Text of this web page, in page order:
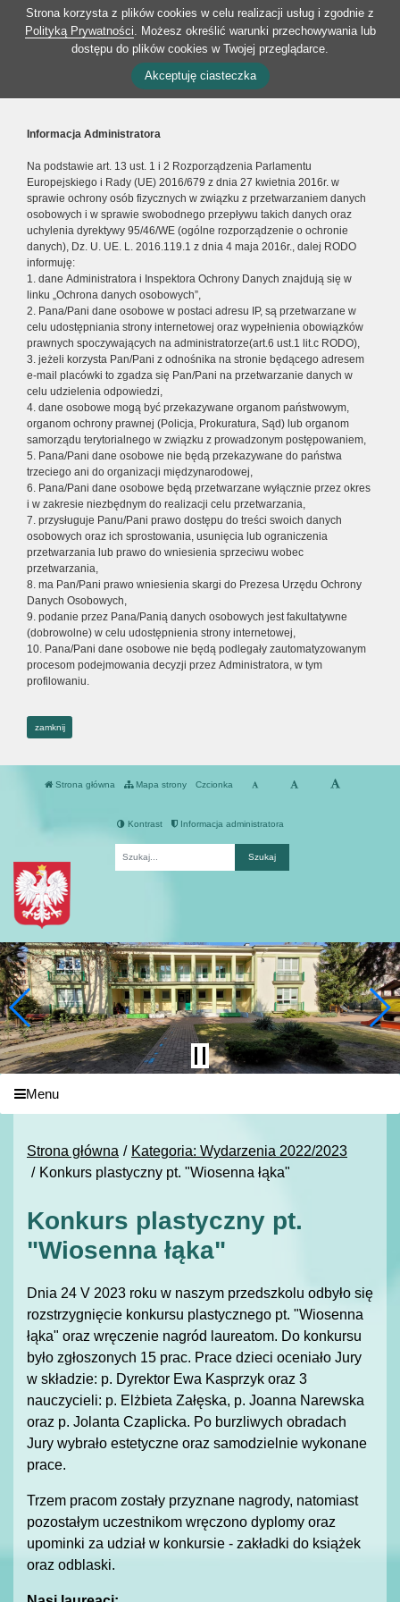
Strona korzysta z plików cookies w celu realizacji usług i zgodnie z
Polityką Prywatności. Możesz określić warunki przechowywania lub
dostępu do plików cookies w Twojej przeglądarce.
Akceptuję ciasteczka
Informacja Administratora
Na podstawie art. 13 ust. 1 i 2 Rozporządzenia Parlamentu
Europejskiego i Rady (UE) 2016/679 z dnia 27 kwietnia 2016r. w
sprawie ochrony osób fizycznych w związku z przetwarzaniem danych
osobowych i w sprawie swobodnego przepływu takich danych oraz
uchylenia dyrektywy 95/46/WE (ogólne rozporządzenie o ochronie
danych), Dz. U. UE. L. 2016.119.1 z dnia 4 maja 2016r., dalej RODO
informuję:
1. dane Administratora i Inspektora Ochrony Danych znajdują się w
linku „Ochrona danych osobowych”,
2. Pana/Pani dane osobowe w postaci adresu IP, są przetwarzane w
celu udostępniania strony internetowej oraz wypełnienia obowiązków
prawnych spoczywających na administratorze(art.6 ust.1 lit.c RODO),
3. jeżeli korzysta Pan/Pani z odnośnika na stronie będącego adresem
e-mail placówki to zgadza się Pan/Pani na przetwarzanie danych w
celu udzielenia odpowiedzi,
4. dane osobowe mogą być przekazywane organom państwowym,
organom ochrony prawnej (Policja, Prokuratura, Sąd) lub organom
samorządu terytorialnego w związku z prowadzonym postępowaniem,
5. Pana/Pani dane osobowe nie będą przekazywane do państwa
trzeciego ani do organizacji międzynarodowej,
6. Pana/Pani dane osobowe będą przetwarzane wyłącznie przez okres
i w zakresie niezbędnym do realizacji celu przetwarzania,
7. przysługuje Panu/Pani prawo dostępu do treści swoich danych
osobowych oraz ich sprostowania, usunięcia lub ograniczenia
przetwarzania lub prawo do wniesienia sprzeciwu wobec
przetwarzania,
8. ma Pan/Pani prawo wniesienia skargi do Prezesa Urzędu Ochrony
Danych Osobowych,
9. podanie przez Pana/Panią danych osobowych jest fakultatywne
(dobrowolne) w celu udostępnienia strony internetowej,
10. Pana/Pani dane osobowe nie będą podlegały zautomatyzowanym
procesom podejmowania decyzji przez Administratora, w tym
profilowaniu.
zamknij
Strona główna Mapa strony Czcionka
Kontrast Informacja administratora
Menu
Strona główna
Kategoria: Wydarzenia 2022/2023
Konkurs plastyczny pt. "Wiosenna łąka"
Konkurs plastyczny pt.
"Wiosenna łąka"
Dnia 24 V 2023 roku w naszym przedszkolu odbyło się
rozstrzygnięcie konkursu plastycznego pt. "Wiosenna
łąka" oraz wręczenie nagród laureatom. Do konkursu
było zgłoszonych 15 prac. Prace dzieci oceniało Jury
w składzie: p. Dyrektor Ewa Kasprzyk oraz 3
nauczycieli: p. Elżbieta Załęska, p. Joanna Narewska
oraz p. Jolanta Czaplicka. Po burzliwych obradach
Jury wybrało estetyczne oraz samodzielnie wykonane
prace.
Trzem pracom zostały przyznane nagrody, natomiast
pozostałym uczestnikom wręczono dyplomy oraz
upominki za udział w konkursie - zakładki do książek
oraz odblaski.